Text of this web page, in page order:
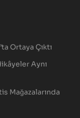
Ortaya Çıktı
Aynı
Mağazalarında